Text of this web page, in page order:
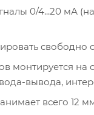
0/4...20 мА
свободно
монтируется на
вывода,
всего 12